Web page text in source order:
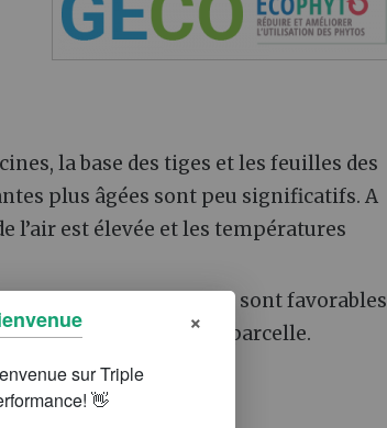
la base des tiges et les feuilles des
plus âgées sont peu significatifs. A
l’air est élevée et les températures
froides et humides sont favorables
locale dans une parcelle.
×